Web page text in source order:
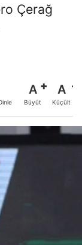
Çerağ
A
Büyüt
A
Küçült